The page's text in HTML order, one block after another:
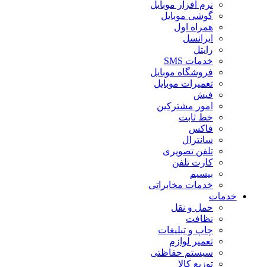
نرم افزار موبایل
گوشی موبایل
همراه اول
ایرانسل
رایتل
خدمات SMS
فروشگاه موبایل
تعمیرات موبایل
فیش
امور مشترکین
خط ثابت
فاکس
سانترال
تلفن تصویری
کارت تلفن
بیسیم
خدمات مخابراتی
خدمات
حمل و نقل
نظافت
چاپ و تبلیغات
تعمیر لوازم
سیستم حفاظتی
توزیع کالا